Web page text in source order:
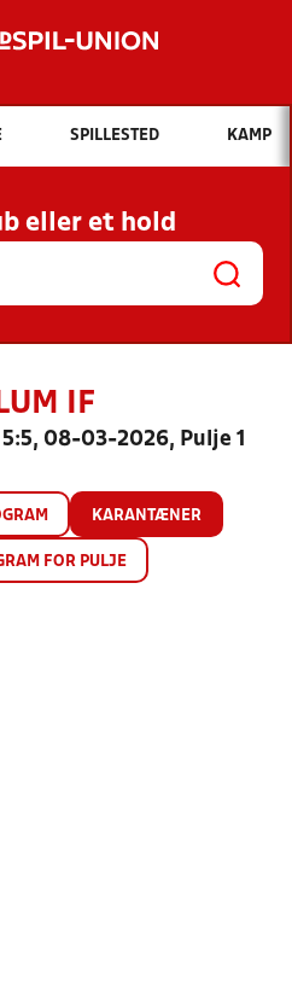
Hvad vil du søge efter?
INDHOLD OG NYHEDER
KLUBBER OG
SPILLESTED KAMP
eller et hold
IF
5:5, 08-03-2026, Pulje 1
KARANTÆNER
FOR PULJE